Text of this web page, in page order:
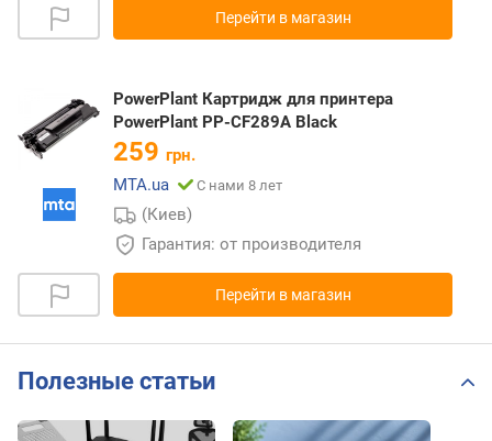
Перейти в магазин
PowerPlant Картридж для принтера
PowerPlant PP-CF289A Black
259 грн.
MTA.ua
С нами 8 лет
(Киев)
Гарантия: от производителя
Перейти в магазин
Полезные статьи